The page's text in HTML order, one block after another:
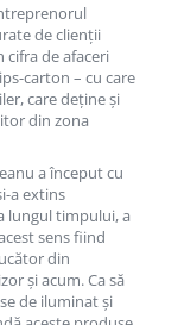
de clienţii
cifra de afaceri
carton – cu care
care deţine şi
din zona
a început cu
a extins
lungul timpului, a
sens fiind
din
şi acum. Ca să
de iluminat şi